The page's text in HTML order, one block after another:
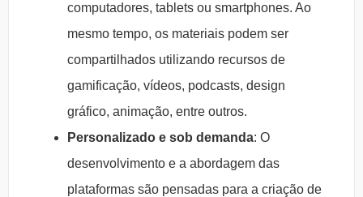
computadores, tablets ou smartphones. Ao
mesmo tempo, os materiais podem ser
compartilhados utilizando recursos de
gamificação, vídeos, podcasts, design
gráfico, animação, entre outros.
Personalizado e sob demanda: O
desenvolvimento e a abordagem das
plataformas são pensadas para a criação de